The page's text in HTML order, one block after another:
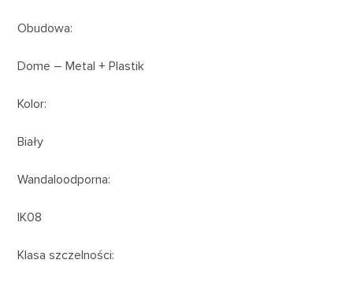
Obudowa:
Dome – Metal + Plastik
Kolor:
Biały
Wandaloodporna:
IK08
Klasa szczelności: